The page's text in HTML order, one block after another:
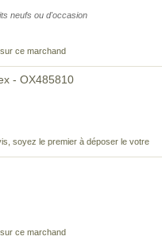
neufs ou d'occasion
ce marchand
- OX485810
soyez le premier à déposer le votre
ce marchand